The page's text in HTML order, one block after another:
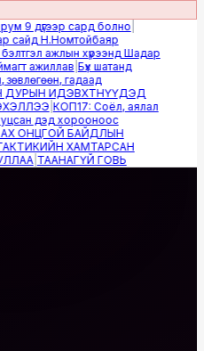
9 дүгээр сард болно|
сайд Н.Номтойбаяр
ажлын хүрээнд Шадар
ажиллав|Бүх шатанд
гадаад
ИДЭВХТНҮҮДЭД
|КОП17: Соёл, аялал
дэд хорооноос
ОНЦГОЙ БАЙДЛЫН
ХАМТАРСАН
|ТААНАГҮЙ ГОВЬ